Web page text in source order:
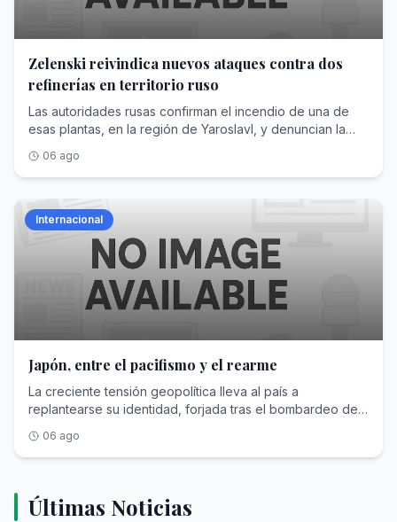
Zelenski reivindica nuevos ataques contra dos
refinerías en territorio ruso
Las autoridades rusas confirman el incendio de una de
esas plantas, en la región de Yaroslavl, y denuncian la
06 ago
Internacional
Japón, entre el pacifismo y el rearme
La creciente tensión geopolítica lleva al país a
replantearse su identidad, forjada tras el bombardeo de
06 ago
Últimas Noticias